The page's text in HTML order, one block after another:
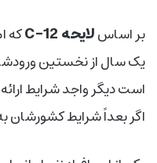
بر اساسلایحه C-12
که
یک سال از نخستین
است دیگر واجد شرایط
اگر بعداً شرایط کشورشان